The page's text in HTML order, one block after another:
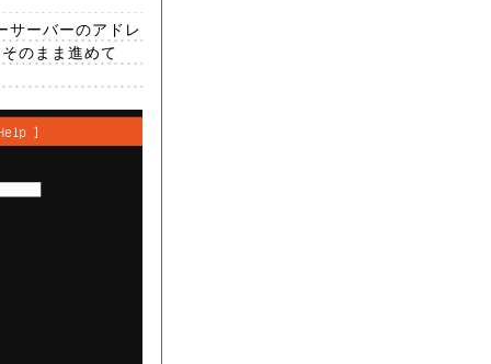
サーバーのアドレ
のまま進めて